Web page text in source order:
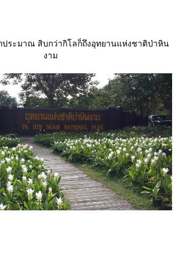
ประมาณ สิบกว่ากิโลก็ถึงอุทยานแห่งชาติป่าหิน
งาม